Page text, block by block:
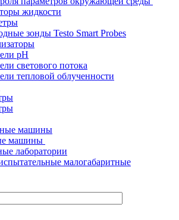
жидкости
зонды Testo Smart Probes
pH
светового потока
тепловой облученности
машины
лаборатории
малогабаритные